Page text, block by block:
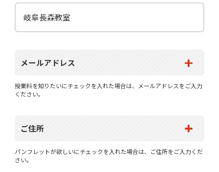
メールアドレス
授業料を知りたいにチェックを入れた場合は、メールアドレスをご入力
ください。
ご住所
パンフレットが欲しいにチェックを入れた場合は、ご住所をご入力くだ
さい。